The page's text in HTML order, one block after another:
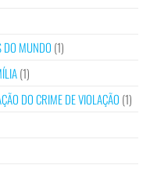
DO MUNDO (1)
(1)
DO CRIME DE VIOLAÇÃO (1)